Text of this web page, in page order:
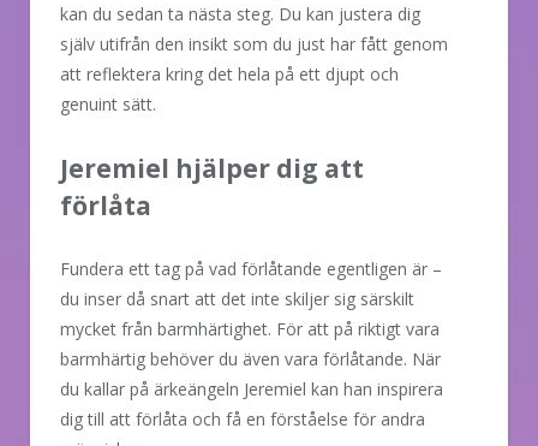
kan du sedan ta nästa steg. Du kan justera dig
själv utifrån den insikt som du just har fått genom
att reflektera kring det hela på ett djupt och
genuint sätt.
Jeremiel hjälper dig att
förlåta
Fundera ett tag på vad förlåtande egentligen är –
du inser då snart att det inte skiljer sig särskilt
mycket från barmhärtighet. För att på riktigt vara
barmhärtig behöver du även vara förlåtande. När
du kallar på ärkeängeln Jeremiel kan han inspirera
dig till att förlåta och få en förståelse för andra